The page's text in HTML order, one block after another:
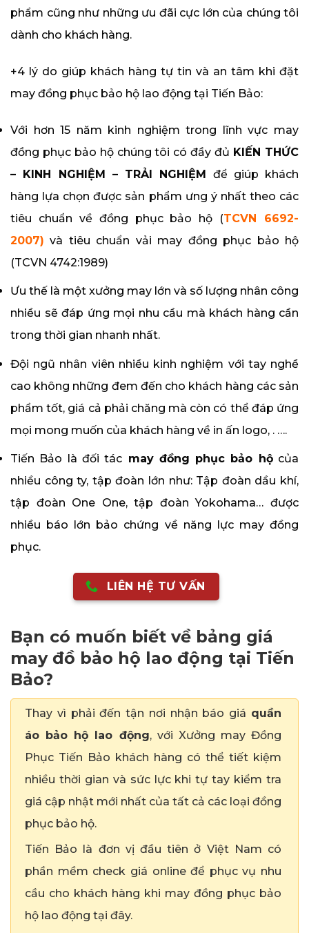
phẩm cũng như những ưu đãi cực lớn của chúng tôi
dành cho khách hàng.
+4 lý do giúp khách hàng tự tin và an tâm khi đặt
may đồng phục bảo hộ lao động tại Tiến Bảo:
Với hơn 15 năm kinh nghiệm trong lĩnh vực may
đồng phục bảo hộ chúng tôi có đầy đủ KIẾN THỨC
– KINH NGHIỆM – TRẢI NGHIỆM để giúp khách
hàng lựa chọn được sản phẩm ưng ý nhất theo các
tiêu chuẩn về đồng phục bảo hộ (TCVN 6692-
2007) và tiêu chuẩn vải may đồng phục bảo hộ
(TCVN 4742:1989)
Ưu thế là một xưởng may lớn và số lượng nhân công
nhiều sẽ đáp ứng mọi nhu cầu mà khách hàng cần
trong thời gian nhanh nhất.
Đội ngũ nhân viên nhiều kinh nghiệm với tay nghề
cao không những đem đến cho khách hàng các sản
phẩm tốt, giá cả phải chăng mà còn có thể đáp ứng
mọi mong muốn của khách hàng về in ấn logo, . ….
Tiến Bảo là đối tác may đồng phục bảo hộcủa
nhiều công ty, tập đoàn lớn như: Tập đoàn dầu khí,
tập đoàn One One, tập đoàn Yokohama… được
nhiều báo lớn bảo chứng về năng lực may đồng
phục.
LIÊN HỆ TƯ VẤN
Bạn có muốn biết về bảng giá
may đồ bảo hộ lao động tại Tiến
Bảo?
Thay vì phải đến tận nơi nhận báo giá quần
áo bảo hộ lao động, với Xưởng may Đồng
Phục Tiến Bảo khách hàng có thể tiết kiệm
nhiều thời gian và sức lực khi tự tay kiểm tra
giá cập nhật mới nhất của tất cả các loại đồng
phục bảo hộ.
Tiến Bảo là đơn vị đầu tiên ở Việt Nam có
phần mềm check giá online để phục vụ nhu
cầu cho khách hàng khi may đồng phục bảo
hộ lao động tại đây.